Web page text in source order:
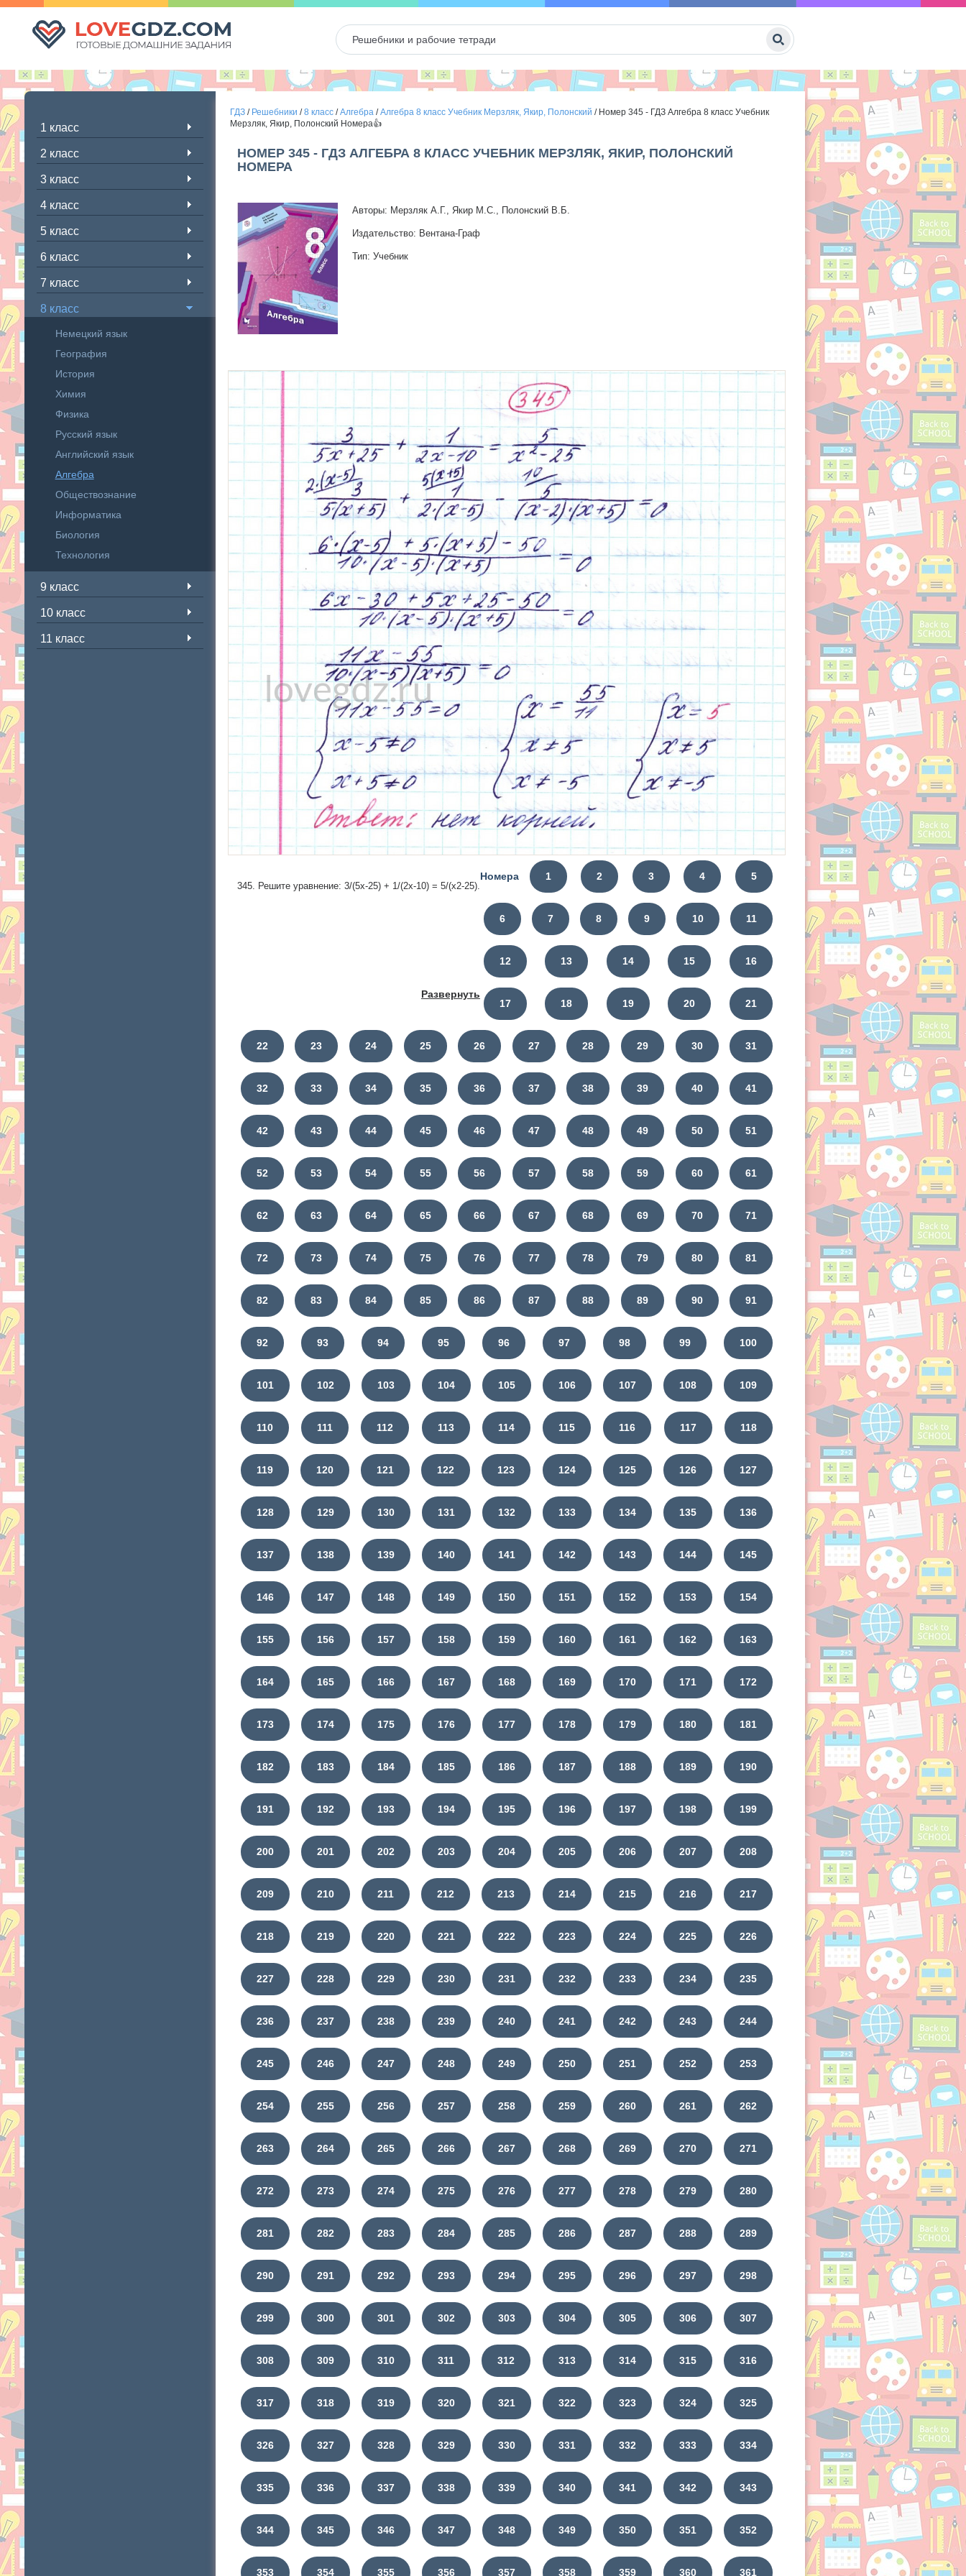
1 класс
2 класс
3 класс
4 класс
5 класс
6 класс
7 класс
8 класс
Немецкий язык
География
История
Химия
Физика
Русский язык
Английский язык
Алгебра
Обществознание
Информатика
Биология
Технология
9 класс
10 класс
11 класс
ГДЗ/ Решебники /8 класс/Алгебра/Алгебра 8 класс Учебник Мерзляк, Якир, Полонский / Номер 345 - ГДЗ Алгебра 8 класс Учебник
Мерзляк, Якир, Полонский Номера👍
НОМЕР 345 - ГДЗ АЛГЕБРА 8 КЛАСС УЧЕБНИК МЕРЗЛЯК, ЯКИР, ПОЛОНСКИЙ
НОМЕРА
Авторы: Мерзляк А.Г., Якир М.С., Полонский В.Б.
Издательство: Вентана-Граф
Тип: Учебник
Развернуть
345. Решите уравнение: 3/(5x-25) + 1/(2x-10) = 5/(x2-25).
Номера 1 2 3 4 5
6 7 8 9 10 11
12 13 14 15 16
17 18 19 20 21
22 23 24 25 26 27 28 29 30 31
32 33 34 35 36 37 38 39 40 41
42 43 44 45 46 47 48 49 50 51
52 53 54 55 56 57 58 59 60 61
62 63 64 65 66 67 68 69 70 71
72 73 74 75 76 77 78 79 80 81
82 83 84 85 86 87 88 89 90 91
92 93 94 95 96 97 98 99 100
101 102 103 104 105 106 107 108 109
110 111 112 113 114 115 116 117 118
119 120 121 122 123 124 125 126 127
128 129 130 131 132 133 134 135 136
137 138 139 140 141 142 143 144 145
146 147 148 149 150 151 152 153 154
155 156 157 158 159 160 161 162 163
164 165 166 167 168 169 170 171 172
173 174 175 176 177 178 179 180 181
182 183 184 185 186 187 188 189 190
191 192 193 194 195 196 197 198 199
200 201 202 203 204 205 206 207 208
209 210 211 212 213 214 215 216 217
218 219 220 221 222 223 224 225 226
227 228 229 230 231 232 233 234 235
236 237 238 239 240 241 242 243 244
245 246 247 248 249 250 251 252 253
254 255 256 257 258 259 260 261 262
263 264 265 266 267 268 269 270 271
272 273 274 275 276 277 278 279 280
281 282 283 284 285 286 287 288 289
290 291 292 293 294 295 296 297 298
299 300 301 302 303 304 305 306 307
308 309 310 311 312 313 314 315 316
317 318 319 320 321 322 323 324 325
326 327 328 329 330 331 332 333 334
335 336 337 338 339 340 341 342 343
344 345 346 347 348 349 350 351 352
353 354 355 356 357 358 359 360 361